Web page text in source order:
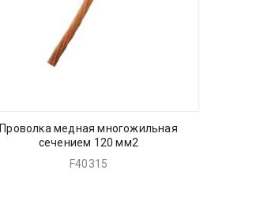
Проволка медная многожильная
сечением 120 мм2
F40315